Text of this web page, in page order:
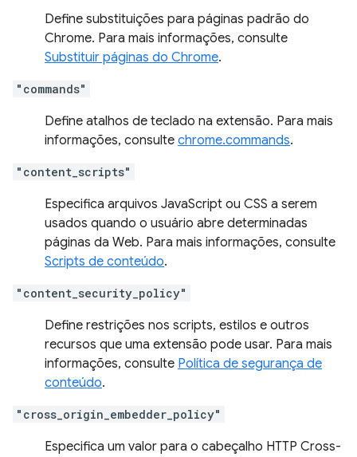
Define substituições para páginas padrão do
Chrome. Para mais informações, consulte
Substituir páginas do Chrome.
"commands"
Define atalhos de teclado na extensão. Para mais
informações, consulte chrome.commands.
"content_scripts"
Especifica arquivos JavaScript ou CSS a serem
usados quando o usuário abre determinadas
páginas da Web. Para mais informações, consulte
Scripts de conteúdo.
"content_security_policy"
Define restrições nos scripts, estilos e outros
recursos que uma extensão pode usar. Para mais
informações, consulte Política de segurança de
conteúdo.
"cross_origin_embedder_policy"
Especifica um valor para o cabeçalho HTTP Cross-